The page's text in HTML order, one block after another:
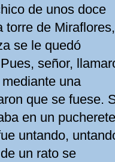
de unos doce
torre de
se le quedó
señor,
una
que se fuese.
en un
untando,
un rato se